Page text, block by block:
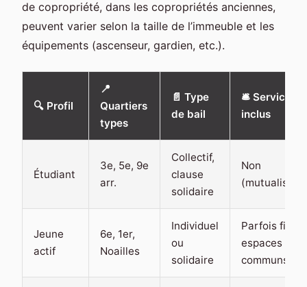
de copropriété, dans les copropriétés anciennes,
peuvent varier selon la taille de l’immeuble et les
équipements (ascenseur, gardien, etc.).
🔍 Profil
📍
Quartiers
types
📄 Type
de bail
🛎️ Services
inclus
Étudiant
3e, 5e, 9e
arr.
Collectif,
clause
solidaire
Non
Jeune
actif
6e, 1er,
Noailles
Individuel
ou
solidaire
Parfois
espaces
communs